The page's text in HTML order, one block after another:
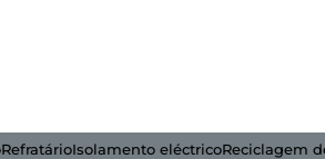
RefratárioIsolamento eléctricoReciclagem